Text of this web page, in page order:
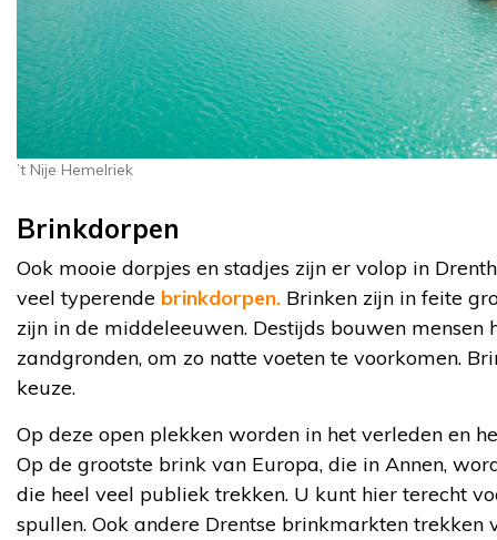
’t Nije Hemelriek
Brinkdorpen
Ook mooie dorpjes en stadjes zijn er volop in
veel typerende brinkdorpen. Brinken zijn in feite
zijn in de middeleeuwen. Destijds bouwen
zandgronden, om zo natte voeten te voorkomen.
keuze.
Op deze open plekken worden in het verleden en
Op de grootste brink van Europa, die in Annen,
die heel veel publiek trekken. U kunt hier terecht
spullen. Ook andere Drentse brinkmarkten